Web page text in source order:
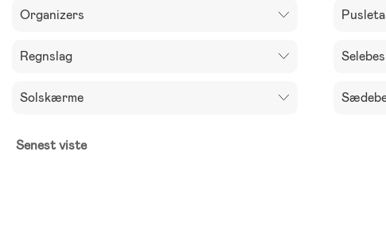
Organizers
Regnslag
Solskærme
Senest viste